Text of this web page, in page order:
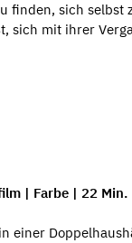
finden, sich
sich mit ihrer
| Farbe | 22